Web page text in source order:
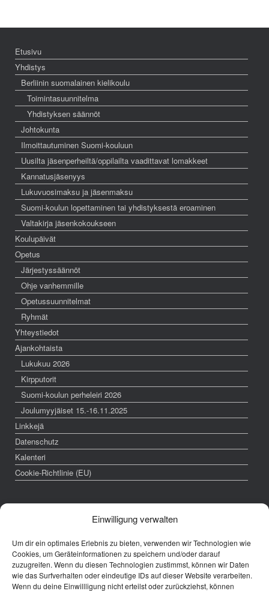
Einwilligung verwalten
Um dir ein optimales Erlebnis zu bieten, verwenden wir Technologien wie
Cookies, um Geräteinformationen zu speichern und/oder darauf
zuzugreifen. Wenn du diesen Technologien zustimmst, können wir Daten
wie das Surfverhalten oder eindeutige IDs auf dieser Website verarbeiten.
Wenn du deine Einwillligung nicht erteilst oder zurückziehst, können
Etusivu
Yhdistys
Berliinin suomalainen kielikoulu
Toimintasuunnitelma
Yhdistyksen säännöt
Johtokunta
Ilmoittautuminen Suomi-kouluun
Uusilta jäsenperheiltä/oppilailta vaadittavat lomakkeet
Kannatusjäsenyys
Lukuvuosimaksu ja jäsenmaksu
Suomi-koulun lopettaminen tai yhdistyksestä eroaminen
Valtakirja jäsenkokoukseen
Koulupäivät
Opetus
Järjestyssäännöt
Ohje vanhemmille
Opetussuunnitelmat
Ryhmät
Yhteystiedot
Ajankohtaista
Lukukuu 2026
Kirpputorit
Suomi-koulun perheleiri 2026
Joulumyyjäiset 15.-16.11.2025
Linkkejä
Datenschutz
Kalenteri
Cookie-Richtlinie (EU)
Verantwortlich für diese Website:
Finnische Sprachschule in Berlin e.V.
Schleiermacherstrasse 24a
10961 Berlin-Kreuzberg